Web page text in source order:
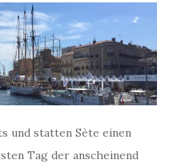
und statten Sète einen
Tag der anscheinend